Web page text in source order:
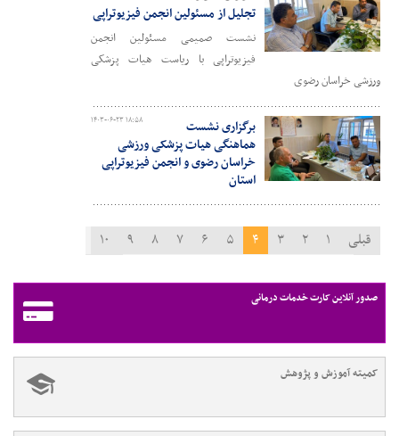
تجلیل از مسئولین انجمن فیزیوتراپی
نشست صمیمی مسئولین انجمن
فیزیوتراپی با ریاست هیات پزشکی
ورزشی خراسان رضوی
۱۴۰۳-۰۶-۲۳ ۱۸:۵۸
برگزاری نشست
هماهنگی هیات پزشکی ورزشی
خراسان رضوی و انجمن فیزیوتراپی
استان
قبلی ۱ ۲ ۳ ۴ ۵ ۶ ۷ ۸ ۹
۱۰
صدور آنلاین کارت خدمات درمانی
کمیته آموزش و پژوهش